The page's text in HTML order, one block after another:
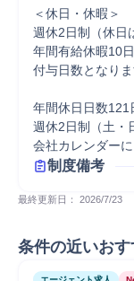
＜休日・休暇＞
週休2日制（休日
年間有給休暇10
付与日数となりま
年間休日日数121
週休2日制（土・
会社カレンダー
制度備考
最終更新日： 2026/7/23
条件の近いお